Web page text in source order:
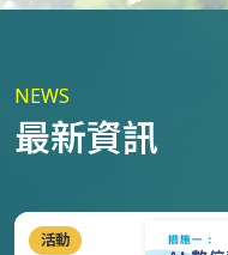
NEWS
最新資訊
活動